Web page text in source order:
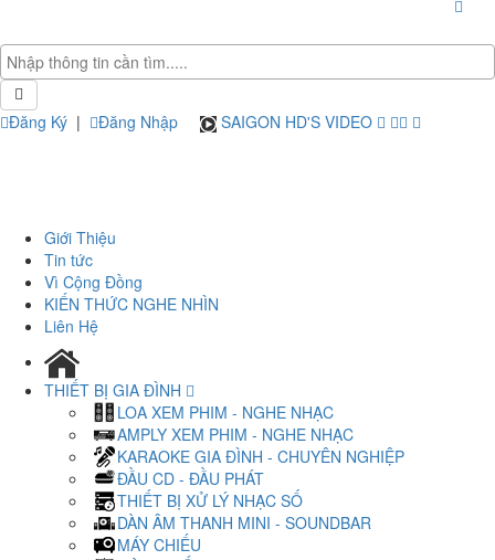
Đăng Ký | Đăng Nhập SAIGON HD'S VIDEO
Giới Thiệu
Tin tức
Vì Cộng Đồng
KIẾN THỨC NGHE NHÌN
Liên Hệ
THIẾT BỊ GIA ĐÌNH
LOA XEM PHIM - NGHE NHẠC
AMPLY XEM PHIM - NGHE NHẠC
KARAOKE GIA ĐÌNH - CHUYÊN NGHIỆP
ĐẦU CD - ĐẦU PHÁT
THIẾT BỊ XỬ LÝ NHẠC SỐ
DÀN ÂM THANH MINI - SOUNDBAR
MÁY CHIẾU